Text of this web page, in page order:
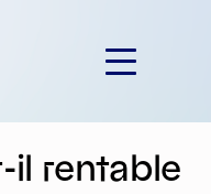
il rentable